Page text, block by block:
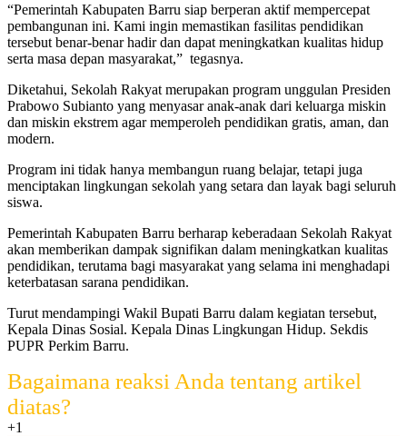
“Pemerintah Kabupaten Barru siap berperan aktif mempercepat
pembangunan ini. Kami ingin memastikan fasilitas pendidikan
tersebut benar-benar hadir dan dapat meningkatkan kualitas hidup
serta masa depan masyarakat,” tegasnya.
Diketahui, Sekolah Rakyat merupakan program unggulan Presiden
Prabowo Subianto yang menyasar anak-anak dari keluarga miskin
dan miskin ekstrem agar memperoleh pendidikan gratis, aman, dan
modern.
Program ini tidak hanya membangun ruang belajar, tetapi juga
menciptakan lingkungan sekolah yang setara dan layak bagi seluruh
siswa.
Pemerintah Kabupaten Barru berharap keberadaan Sekolah Rakyat
akan memberikan dampak signifikan dalam meningkatkan kualitas
pendidikan, terutama bagi masyarakat yang selama ini menghadapi
keterbatasan sarana pendidikan.
Turut mendampingi Wakil Bupati Barru dalam kegiatan tersebut,
Kepala Dinas Sosial. Kepala Dinas Lingkungan Hidup. Sekdis
PUPR Perkim Barru.
Bagaimana reaksi Anda tentang artikel
diatas?
+1